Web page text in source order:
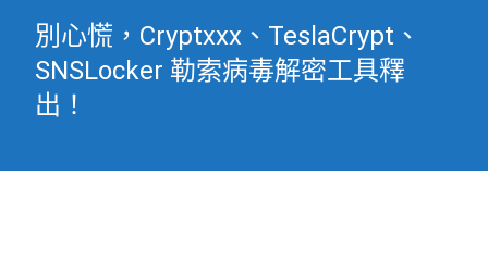
別心慌，Cryptxxx、TeslaCrypt、
SNSLocker 勒索病毒解密工具釋
出！